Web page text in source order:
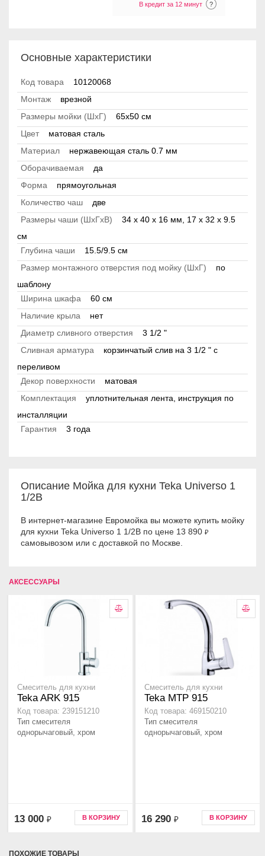
В кредит за 12 минут ?
Основные характеристики
Код товара
10120068
Монтаж
врезной
Размеры мойки (ШхГ)
65х50 см
Цвет
матовая сталь
Материал
нержавеющая сталь 0.7 мм
Оборачиваемая
да
Форма
прямоугольная
Количество чаш
две
Размеры чаши (ШхГхВ)
34 х 40 х 16 мм, 17 х 32 х 9.5
см
Глубина чаши
15.5/9.5 см
Размер монтажного отверстия под мойку (ШхГ)
по
шаблону
Ширина шкафа
60 см
Наличие крыла
нет
Диаметр сливного отверстия
3 1/2 "
Сливная арматура
корзинчатый слив на 3 1/2 " с
переливом
Декор поверхности
матовая
Комплектация
уплотнительная лента, инструкция по
инсталляции
Гарантия
3 года
Описание Мойка для кухни Teka Universo 1
1/2B
В интернет-магазине Евромойка вы можете купить мойку
для кухни Teka Universo 1 1/2B по цене 13 890 ₽
самовывозом или с доставкой по Москве.
АКСЕССУАРЫ
Смеситель для кухни
Teka ARK 915
Код товара: 239151210
Тип смесителя
однорычаговый, хром
13 000 ₽ В КОРЗИНУ
Смеситель для кухни
Teka MTP 915
Код товара: 469150210
Тип смесителя
однорычаговый, хром
16 290 ₽ В КОРЗИНУ
ПОХОЖИЕ ТОВАРЫ